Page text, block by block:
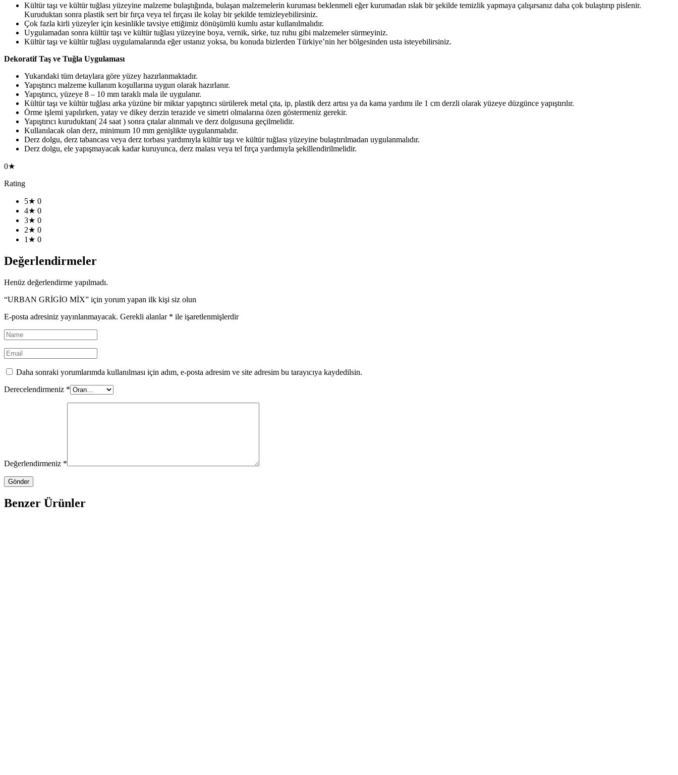
Kültür taşı ve kültür tuğlası yüzeyine malzeme bulaştığında, bulaşan malzemelerin kuruması beklenmeli eğer kurumadan ıslak bir şekilde temizlik yapmaya çalışırsanız daha çok bulaştırıp pislenir.
Kuruduktan sonra plastik sert bir fırça veya tel fırçası ile kolay bir şekilde temizleyebilirsiniz.
Çok fazla kirli yüzeyler için kesinlikle tavsiye ettiğimiz dönüşümlü kumlu astar kullanılmalıdır.
Uygulamadan sonra kültür taşı ve kültür tuğlası yüzeyine boya, vernik, sirke, tuz ruhu gibi malzemeler sürmeyiniz.
Kültür taşı ve kültür tuğlası uygulamalarında eğer ustanız yoksa, bu konuda bizlerden Türkiye’nin her bölgesinden usta isteyebilirsiniz.
Dekoratif Taş ve Tuğla Uygulaması
Yukarıdaki tüm detaylara göre yüzey hazırlanmaktadır.
Yapıştırıcı malzeme kullanım koşullarına uygun olarak hazırlanır.
Yapıştırıcı, yüzeye 8 – 10 mm taraklı mala ile uygulanır.
Kültür taşı ve kültür tuğlası arka yüzüne bir miktar yapıştırıcı sürülerek metal çıta, ip, plastik derz artısı ya da kama yardımı ile 1 cm derzli olarak yüzeye düzgünce yapıştırılır.
Örme işlemi yapılırken, yatay ve dikey derzin terazide ve simetri olmalarına özen göstermeniz gerekir.
Yapıştırıcı kuruduktan( 24 saat ) sonra çıtalar alınmalı ve derz dolgusuna geçilmelidir.
Kullanılacak olan derz, minimum 10 mm genişlikte uygulanmalıdır.
Derz dolgu, derz tabancası veya derz torbası yardımıyla kültür taşı ve kültür tuğlası yüzeyine bulaştırılmadan uygulanmalıdır.
Derz dolgu, ele yapışmayacak kadar kuruyunca, derz malası veya tel fırça yardımıyla şekillendirilmelidir.
0★
Rating
5★ 0
4★ 0
3★ 0
2★ 0
1★ 0
Değerlendirmeler
Henüz değerlendirme yapılmadı.
“URBAN GRİGİO MİX” için yorum yapan ilk kişi siz olun
E-posta adresiniz yayınlanmayacak. Gerekli alanlar * ile işaretlenmişlerdir
Daha sonraki yorumlarımda kullanılması için adım, e-posta adresim ve site adresim bu tarayıcıya kaydedilsin.
Derecelendirmeniz *
Değerlendirmeniz *
Benzer Ürünler